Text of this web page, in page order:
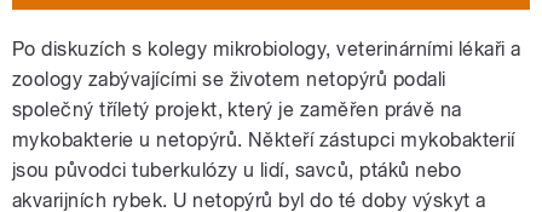
Po diskuzích s kolegy mikrobiology, veterinárními lékaři a
zoology zabývajícími se životem netopýrů podali
společný tříletý projekt, který je zaměřen právě na
mykobakterie u netopýrů. Někteří zástupci mykobakterií
jsou původci tuberkulózy u lidí, savců, ptáků nebo
akvarijních rybek. U netopýrů byl do té doby výskyt a